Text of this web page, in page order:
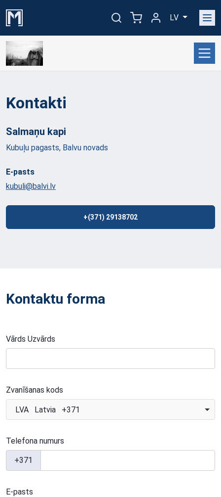
LV
Kontakti
Salmaņu kapi
Kubuļu pagasts, Balvu novads
E-pasts
kubuli@balvi.lv
+(371) 29138702
Kontaktu forma
Vārds Uzvārds
Zvanīšanas kods
LVA Latvia +371
Telefona numurs
+371
E-pasts